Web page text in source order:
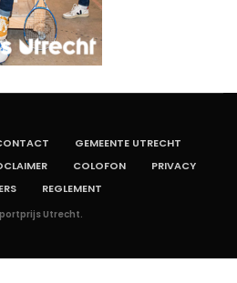
GEMEENTE UTRECHT
COLOFON
PRIVACY
REGLEMENT
Utrecht.